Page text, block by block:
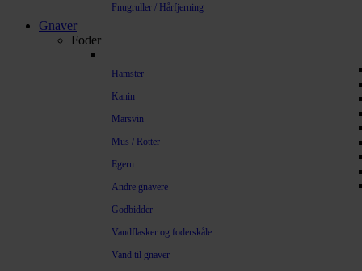
Fnugruller / Hårfjerning
Gnaver
Foder
Hamster
Kanin
Marsvin
Mus / Rotter
Egern
Andre gnavere
Godbidder
Vandflasker og foderskåle
Vand til gnaver